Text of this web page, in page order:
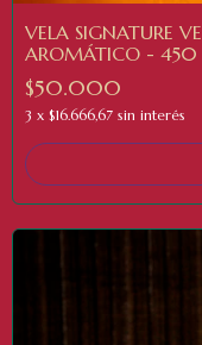
VELA SIGNATURE
AROMÁTICO - 450
$50.000
3 x $16.666,67 sin interés